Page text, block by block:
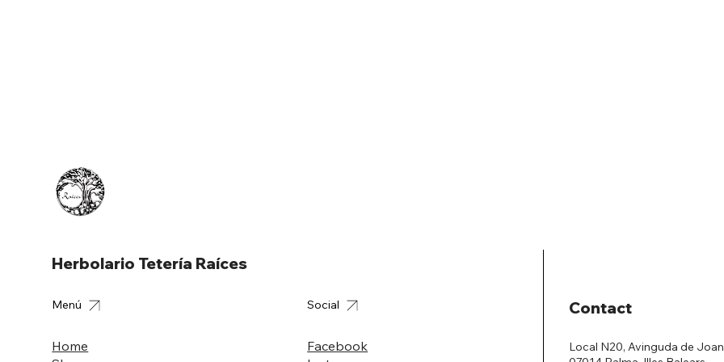
Herbolario Tetería Raíces
Local N20, Avinguda de
Contact
Home
Menú
Facebook
Social